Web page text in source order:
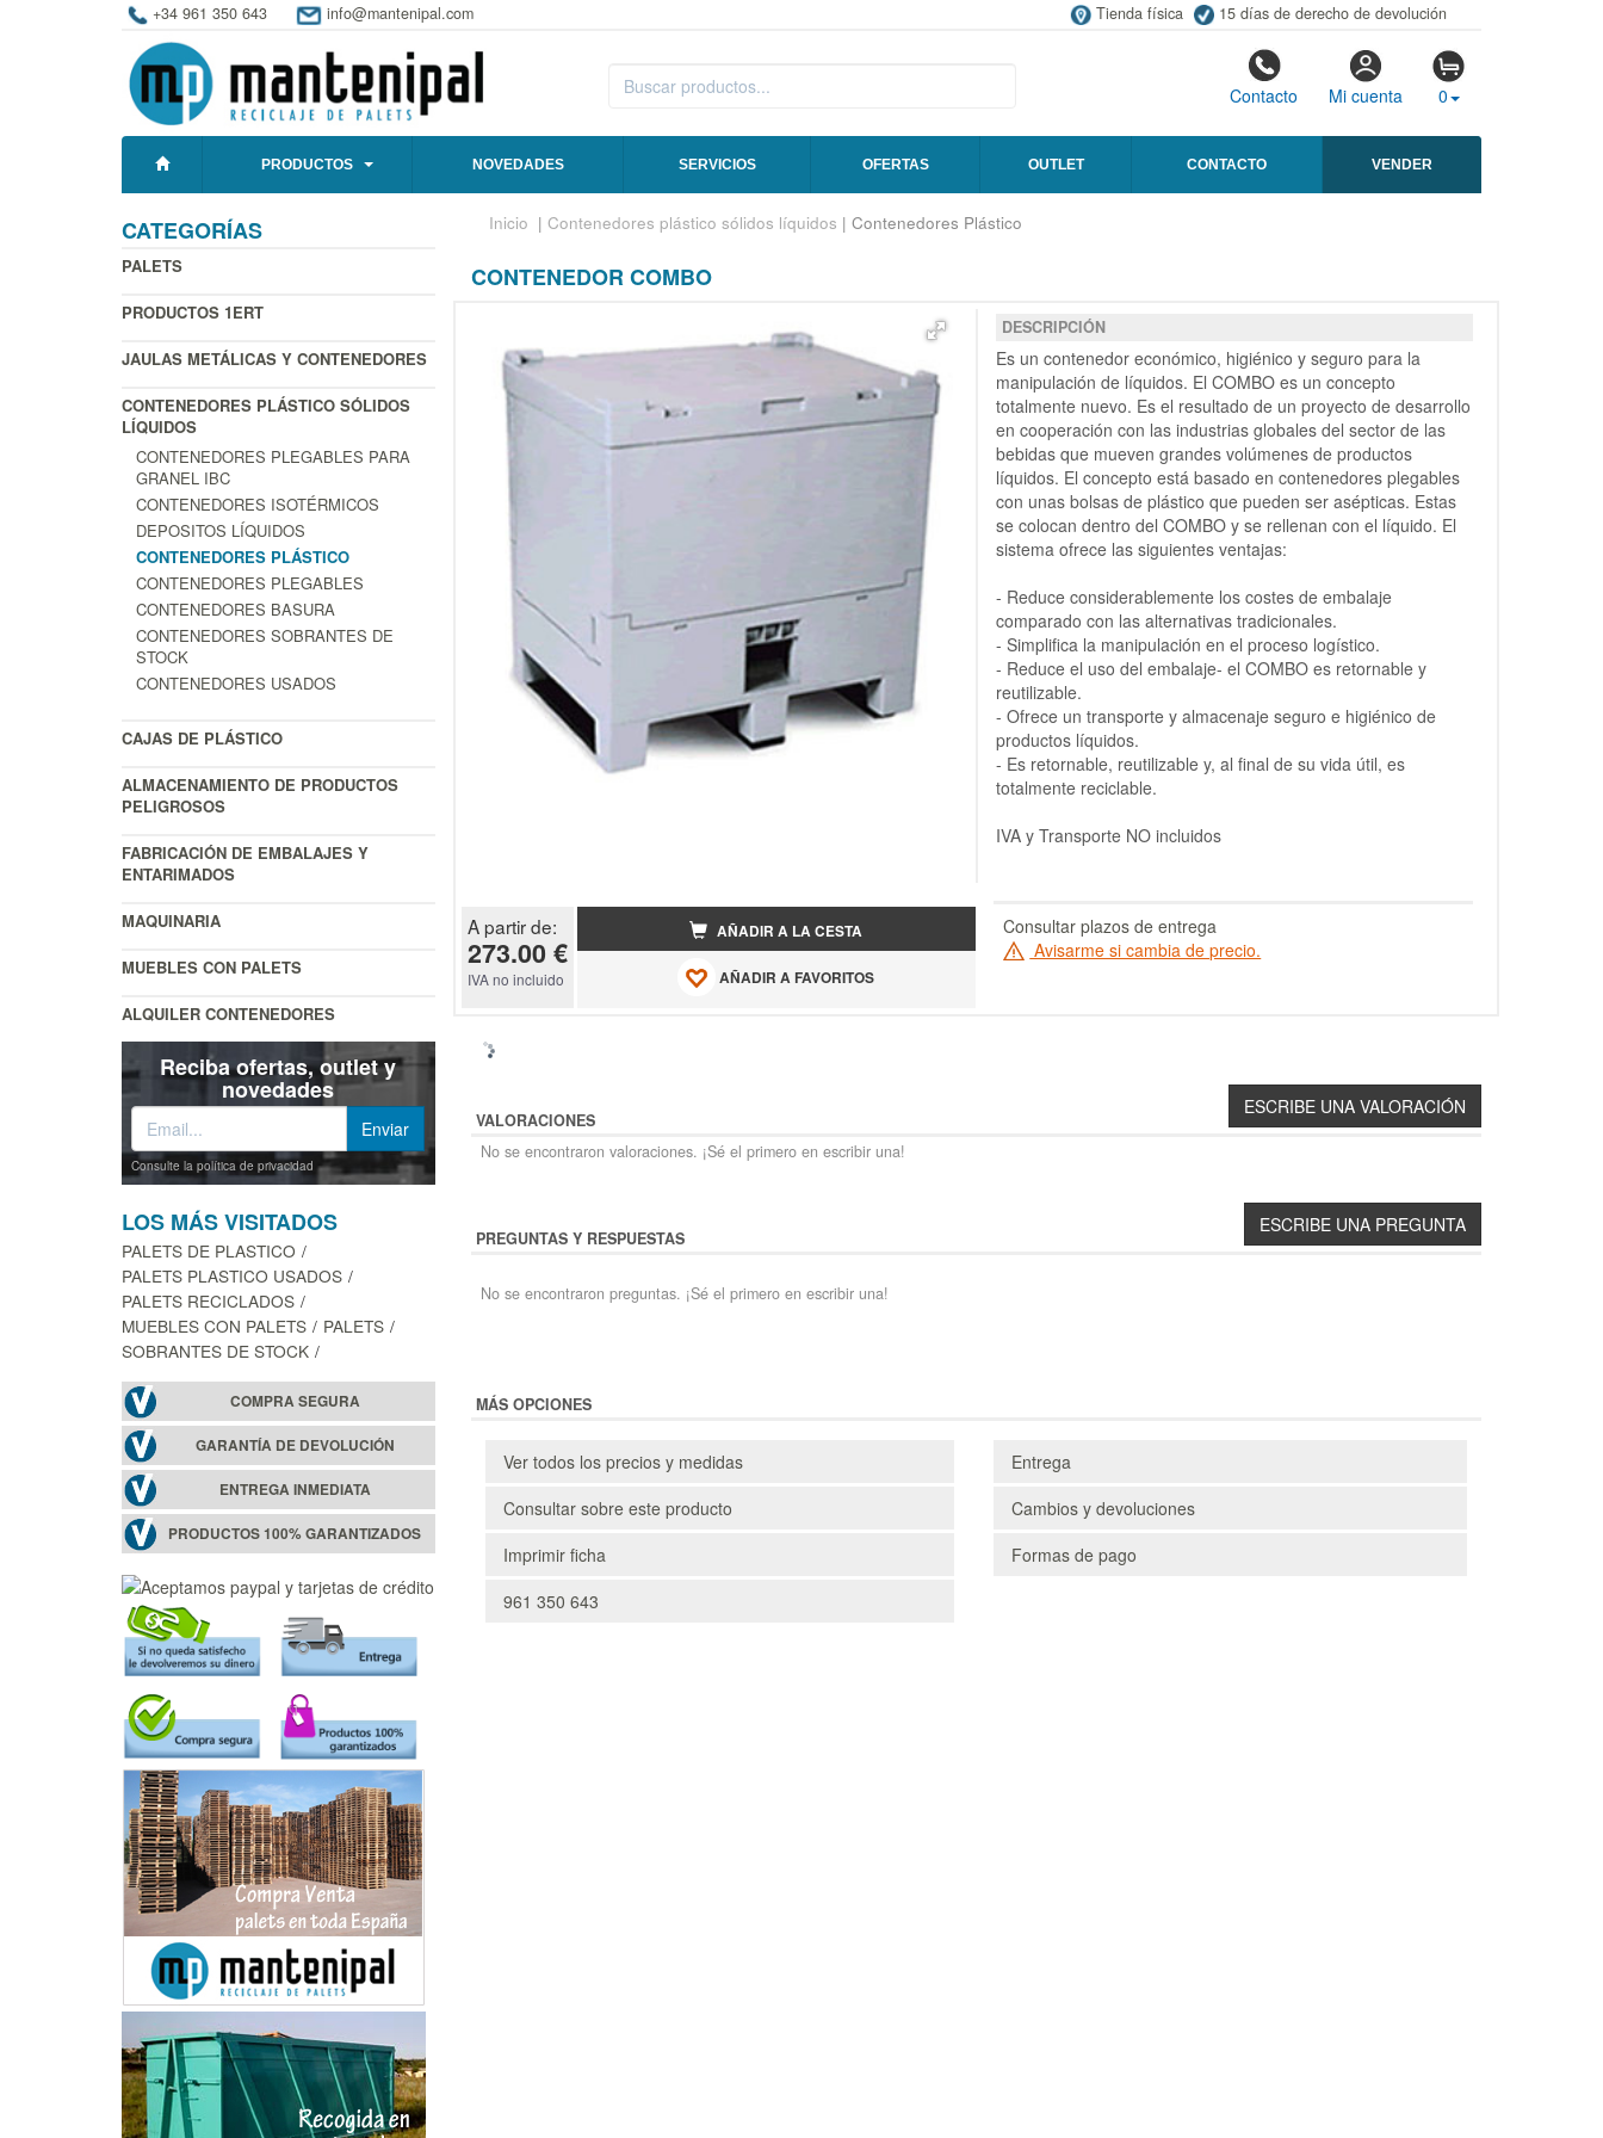
+34 961 350 643 info@mantenipal.com Tienda física 15 días de derecho de devolución
Contacto Mi cuenta 0
PRODUCTOS NOVEDADES SERVICIOS OFERTAS OUTLET CONTACTO VENDER
CATEGORÍAS
PALETS
PRODUCTOS 1ERT
JAULAS METÁLICAS Y CONTENEDORES
CONTENEDORES PLÁSTICO SÓLIDOS
LÍQUIDOS
CONTENEDORES PLEGABLES PARA
GRANEL IBC
CONTENEDORES ISOTÉRMICOS
DEPOSITOS LÍQUIDOS
CONTENEDORES PLÁSTICO
CONTENEDORES PLEGABLES
CONTENEDORES BASURA
CONTENEDORES SOBRANTES DE
STOCK
CONTENEDORES USADOS
CAJAS DE PLÁSTICO
ALMACENAMIENTO DE PRODUCTOS
PELIGROSOS
FABRICACIÓN DE EMBALAJES Y
ENTARIMADOS
MAQUINARIA
MUEBLES CON PALETS
ALQUILER CONTENEDORES
Reciba ofertas, outlet y
novedades
Consulte la política de privacidad
LOS MÁS VISITADOS
PALETS DE PLASTICO
PALETS PLASTICO USADOS
PALETS RECICLADOS
MUEBLES CON PALETS
PALETS
SOBRANTES DE STOCK
COMPRA SEGURA
GARANTÍA DE DEVOLUCIÓN
ENTREGA INMEDIATA
PRODUCTOS 100% GARANTIZADOS
Inicio | Contenedores plástico sólidos líquidos | Contenedores Plástico
CONTENEDOR COMBO
DESCRIPCIÓN
Es un contenedor económico, higiénico y seguro para la
manipulación de líquidos. El COMBO es un concepto
totalmente nuevo. Es el resultado de un proyecto de desarrollo
en cooperación con las industrias globales del sector de las
bebidas que mueven grandes volúmenes de productos
líquidos. El concepto está basado en contenedores plegables
con unas bolsas de plástico que pueden ser asépticas. Estas
se colocan dentro del COMBO y se rellenan con el líquido. El
sistema ofrece las siguientes ventajas:
- Reduce considerablemente los costes de embalaje
comparado con las alternativas tradicionales.
- Simplifica la manipulación en el proceso logístico.
- Reduce el uso del embalaje- el COMBO es retornable y
reutilizable.
- Ofrece un transporte y almacenaje seguro e higiénico de
productos líquidos.
- Es retornable, reutilizable y, al final de su vida útil, es
totalmente reciclable.
IVA y Transporte NO incluidos
A partir de:
273.00 €
IVA no incluido
AÑADIR A LA CESTA
AÑADIR A FAVORITOS
Consultar plazos de entrega
Avisarme si cambia de precio.
VALORACIONES
No se encontraron valoraciones. ¡Sé el primero en escribir una!
PREGUNTAS Y RESPUESTAS
No se encontraron preguntas. ¡Sé el primero en escribir una!
MÁS OPCIONES
Ver todos los precios y medidas
Consultar sobre este producto
Imprimir ficha
961 350 643
Entrega
Cambios y devoluciones
Formas de pago